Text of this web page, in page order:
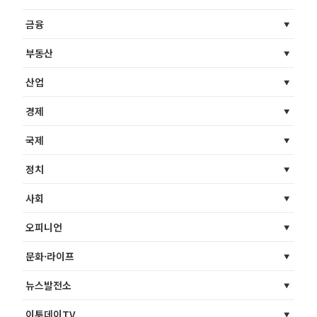
금융
부동산
산업
경제
국제
정치
사회
오피니언
문화·라이프
뉴스발전소
이투데이TV